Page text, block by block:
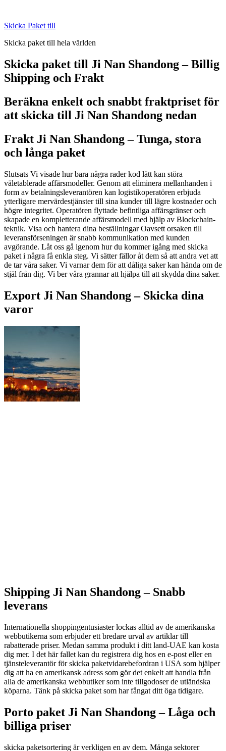
content
Skicka Paket till
Skicka paket till hela världen
Skicka paket till Ji Nan Shandong – Billig
Shipping och Frakt
Beräkna enkelt och snabbt fraktpriset för
att skicka till Ji Nan Shandong nedan
Frakt Ji Nan Shandong –Tunga, stora
och långa paket
Slutsats Vi visade hur bara några rader kod lätt kan störa
väletablerade affärsmodeller. Genom att eliminera mellanhanden i
form av betalningsleverantören kan logistikoperatören erbjuda
ytterligare mervärdestjänster till sina kunder till lägre kostnader och
högre integritet. Operatören flyttade befintliga affärsgränser och
skapade en kompletterande affärsmodell med hjälp av Blockchain-
teknik. Visa och hantera dina beställningar Oavsett orsaken till
leveransförseningen är snabb kommunikation med kunden
avgörande. Låt oss gå igenom hur du kommer igång med skicka
paket i några få enkla steg. Vi sätter fällor åt dem så att andra vet att
de tar våra saker. Vi varnar dem för att dåliga saker kan hända om de
stjäl från dig. Vi ber våra grannar att hjälpa till att skydda dina saker.
Export Ji Nan Shandong – Skicka dina
varor
Shipping Ji Nan Shandong – Snabb
leverans
Internationella shoppingentusiaster lockas alltid av de amerikanska
webbutikerna som erbjuder ett bredare urval av artiklar till
rabatterade priser. Medan samma produkt i ditt land-UAE kan kosta
dig mer. I det här fallet kan du registrera dig hos en e-post eller en
tjänsteleverantör för skicka paketvidarebefordran i USA som hjälper
dig att ha en amerikansk adress som gör det enkelt att handla från
alla de amerikanska webbutiker som inte tillgodoser de utländska
köparna. Tänk på skicka paket som har fångat ditt öga tidigare.
Porto paket Ji Nan Shandong – Låga och
billiga priser
skicka paketsortering är verkligen en av dem. Många sektorer